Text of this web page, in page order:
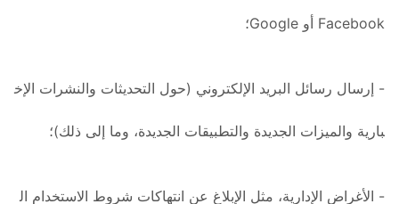
Facebook أو Google؛
- إرسال رسائل البريد الإلكتروني (حول التحديثات والنشرات الإخ
بارية والميزات الجديدة والتطبيقات الجديدة، وما إلى ذلك)؛
- الأغراض الإدارية، مثل الإبلاغ عن انتهاكات شروط الاستخدام ال